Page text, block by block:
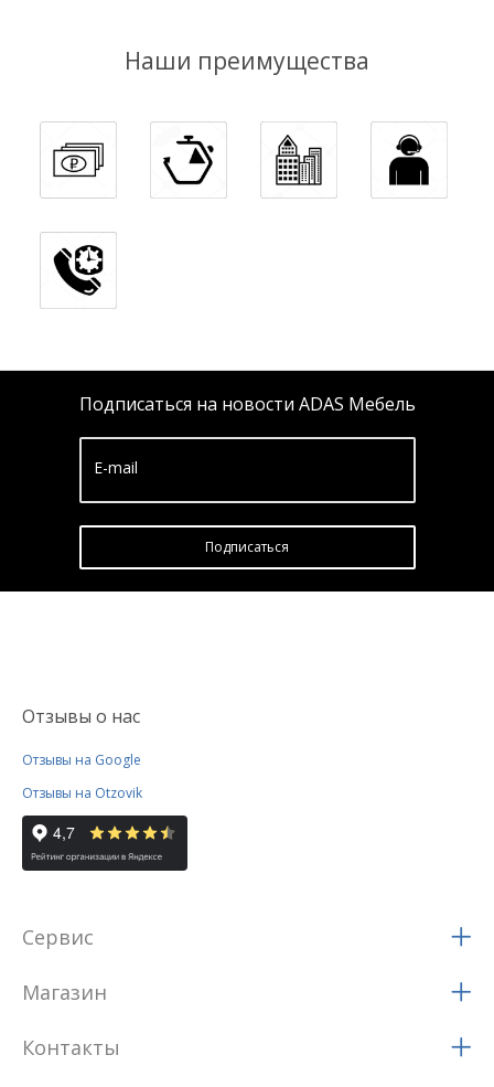
Наши преимущества
Подписаться на новости ADAS Мебель
E-mail
Подписатьcя
Отзывы о нас
Отзывы на Google
Отзывы на Otzovik
Сервис
Магазин
Контакты